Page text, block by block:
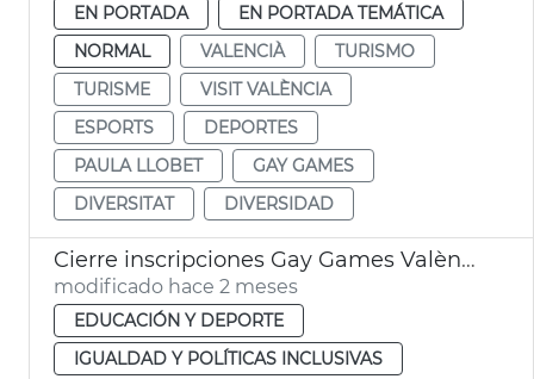
EN PORTADA
EN PORTADA TEMÁTICA
NORMAL
VALENCIÀ
TURISMO
TURISME
VISIT VALÈNCIA
ESPORTS
DEPORTES
PAULA LLOBET
GAY GAMES
DIVERSITAT
DIVERSIDAD
Cierre inscripciones Gay Games València 2026
modificado hace 2 meses
EDUCACIÓN Y DEPORTE
IGUALDAD Y POLÍTICAS INCLUSIVAS